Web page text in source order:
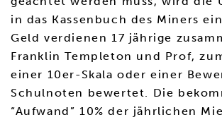
in das Kassenbuch des Miners
Geld verdienen 17 jährige
Franklin Templeton und Prof,
einer 10er-Skala oder einer
Schulnoten bewertet. Die
“Aufwand” 10% der jährlichen